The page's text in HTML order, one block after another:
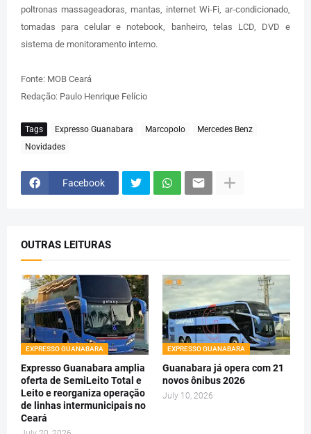
poltronas massageadoras, mantas, internet Wi-Fi, ar-condicionado,
tomadas para celular e notebook, banheiro, telas LCD, DVD e
sistema de monitoramento interno.
Fonte: MOB Ceará
Redação: Paulo Henrique Felício
Tags Expresso Guanabara Marcopolo
Mercedes Benz
Novidades
Facebook
OUTRAS LEITURAS
EXPRESSO GUANABARA
Expresso Guanabara amplia
oferta de SemiLeito Total e
Leito e reorganiza operação
de linhas intermunicipais no
Ceará
EXPRESSO GUANABARA
Guanabara já opera com 21
novos ônibus 2026
July 10, 2026